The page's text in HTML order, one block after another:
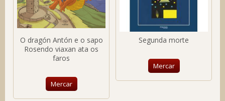
O dragón Antón e o sapo
Rosendo viaxan ata os
faros
Mercar
Segunda morte
Mercar